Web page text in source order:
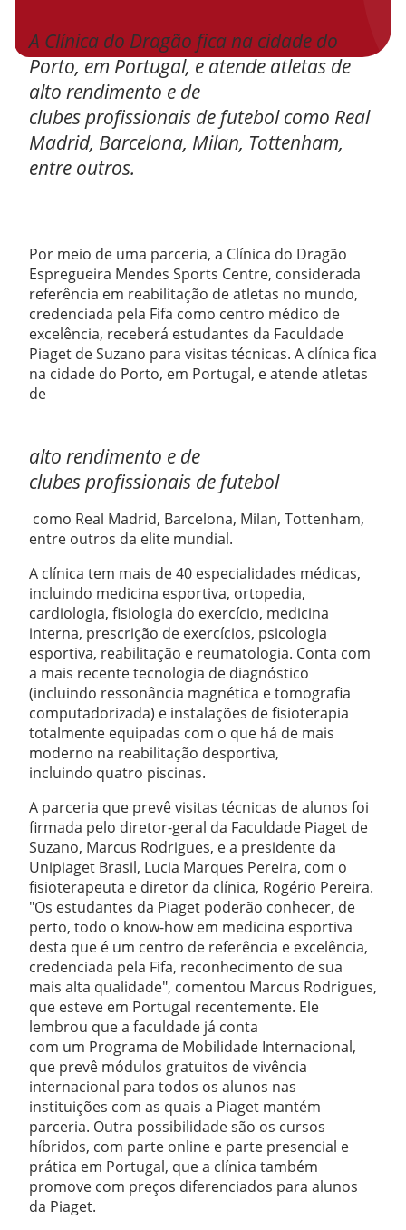
A Clínica do Dragão fica na cidade do
Porto, em Portugal, e atende atletas de
alto rendimento e de
clubes profissionais de futebol como Real
Madrid, Barcelona, Milan, Tottenham,
entre outros.
Por meio de uma parceria, a Clínica do Dragão
Espregueira Mendes Sports Centre, considerada
referência em reabilitação de atletas no mundo,
credenciada pela Fifa como centro médico de
excelência, receberá estudantes da Faculdade
Piaget de Suzano para visitas técnicas. A clínica fica
na cidade do Porto, em Portugal, e atende atletas
de
alto rendimento e de
clubes profissionais de futebol
como Real Madrid, Barcelona, Milan, Tottenham,
entre outros da elite mundial.
A clínica tem mais de 40 especialidades médicas,
incluindo medicina esportiva, ortopedia,
cardiologia, fisiologia do exercício, medicina
interna, prescrição de exercícios, psicologia
esportiva, reabilitação e reumatologia. Conta com
a mais recente tecnologia de diagnóstico
(incluindo ressonância magnética e tomografia
computadorizada) e instalações de fisioterapia
totalmente equipadas com o que há de mais
moderno na reabilitação desportiva,
incluindo quatro piscinas.
A parceria que prevê visitas técnicas de alunos foi
firmada pelo diretor-geral da Faculdade Piaget de
Suzano, Marcus Rodrigues, e a presidente da
Unipiaget Brasil, Lucia Marques Pereira, com o
fisioterapeuta e diretor da clínica, Rogério Pereira.
"Os estudantes da Piaget poderão conhecer, de
perto, todo o know-how em medicina esportiva
desta que é um centro de referência e excelência,
credenciada pela Fifa, reconhecimento de sua
mais alta qualidade", comentou Marcus Rodrigues,
que esteve em Portugal recentemente. Ele
lembrou que a faculdade já conta
com um Programa de Mobilidade Internacional,
que prevê módulos gratuitos de vivência
internacional para todos os alunos nas
instituições com as quais a Piaget mantém
parceria. Outra possibilidade são os cursos
híbridos, com parte online e parte presencial e
prática em Portugal, que a clínica também
promove com preços diferenciados para alunos
da Piaget.